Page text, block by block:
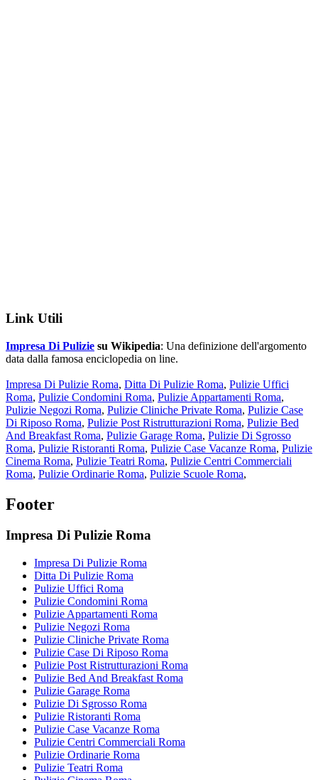
Link Utili
Impresa Di Pulizie su Wikipedia: Una definizione dell'argomento
data dalla famosa enciclopedia on line.
Impresa Di Pulizie Roma, Ditta Di Pulizie Roma, Pulizie Uffici
Roma, Pulizie Condomini Roma, Pulizie Appartamenti Roma,
Pulizie Negozi Roma, Pulizie Cliniche Private Roma, Pulizie Case
Di Riposo Roma, Pulizie Post Ristrutturazioni Roma, Pulizie Bed
And Breakfast Roma, Pulizie Garage Roma, Pulizie Di Sgrosso
Roma, Pulizie Ristoranti Roma, Pulizie Case Vacanze Roma, Pulizie
Cinema Roma, Pulizie Teatri Roma, Pulizie Centri Commerciali
Roma, Pulizie Ordinarie Roma, Pulizie Scuole Roma,
Footer
Impresa Di Pulizie Roma
Impresa Di Pulizie Roma
Ditta Di Pulizie Roma
Pulizie Uffici Roma
Pulizie Condomini Roma
Pulizie Appartamenti Roma
Pulizie Negozi Roma
Pulizie Cliniche Private Roma
Pulizie Case Di Riposo Roma
Pulizie Post Ristrutturazioni Roma
Pulizie Bed And Breakfast Roma
Pulizie Garage Roma
Pulizie Di Sgrosso Roma
Pulizie Ristoranti Roma
Pulizie Case Vacanze Roma
Pulizie Centri Commerciali Roma
Pulizie Ordinarie Roma
Pulizie Teatri Roma